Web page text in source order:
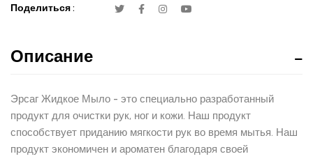
Поделиться :
Описание
Эрсаг Жидкое Мыло - это специально разработанный
продукт для очистки рук, ног и кожи. Наш продукт
способствует приданию мягкости рук во время мытья. Наш
продукт экономичен и ароматен благодаря своей